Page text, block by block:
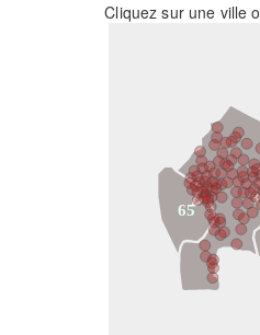
Cliquez sur une ville
65